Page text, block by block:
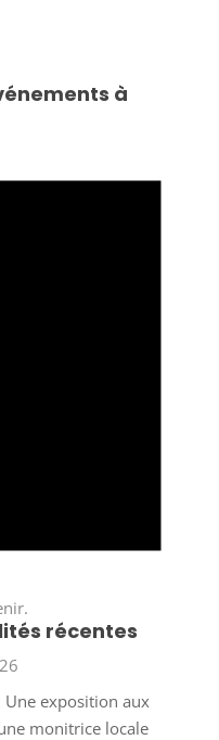
à
récentes
exposition aux
monitrice locale